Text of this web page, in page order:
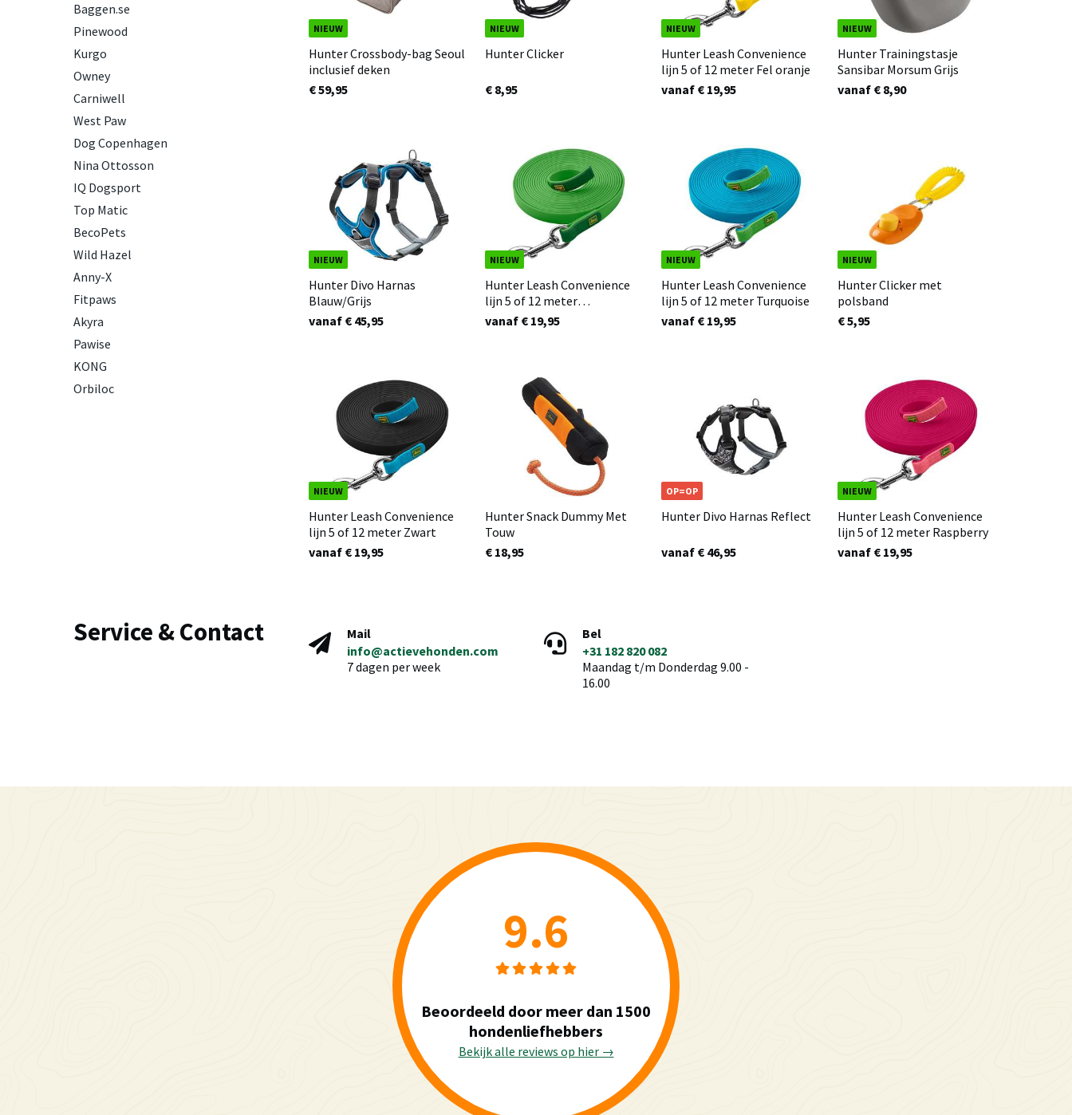
Baggen.se
Pinewood
Kurgo
Owney
Carniwell
West Paw
Dog Copenhagen
Nina Ottosson
IQ Dogsport
Top Matic
BecoPets
Wild Hazel
Anny-X
Fitpaws
Akyra
Pawise
KONG
Orbiloc
NIEUW
Hunter Crossbody-bag Seoul
inclusief deken
€ 59,95
NIEUW
Hunter Clicker
€ 8,95
NIEUW
Hunter Leash Convenience
lijn 5 of 12 meter Fel oranje
vanaf € 19,95
NIEUW
Hunter Trainingstasje
Sansibar Morsum Grijs
vanaf € 8,90
NIEUW
Hunter Divo Harnas
Blauw/Grijs
vanaf € 45,95
NIEUW
Hunter Leash Convenience
lijn 5 of 12 meter
Appelgroen
vanaf € 19,95
NIEUW
Hunter Leash Convenience
lijn 5 of 12 meter Turquoise
vanaf € 19,95
NIEUW
Hunter Clicker met
polsband
€ 5,95
NIEUW
Hunter Leash Convenience
lijn 5 of 12 meter Zwart
vanaf € 19,95
Hunter Snack Dummy Met
Touw
€ 18,95
OP=OP
Hunter Divo Harnas Reflect
vanaf € 46,95
NIEUW
Hunter Leash Convenience
lijn 5 of 12 meter Raspberry
vanaf € 19,95
Service & Contact
Mail
info@actievehonden.com
7 dagen per week
Bel
+31 182 820 082
Maandag t/m Donderdag 9.00 -
16.00
9.6
Beoordeeld door meer dan 1500
hondenliefhebbers
Bekijk alle reviews op hier →